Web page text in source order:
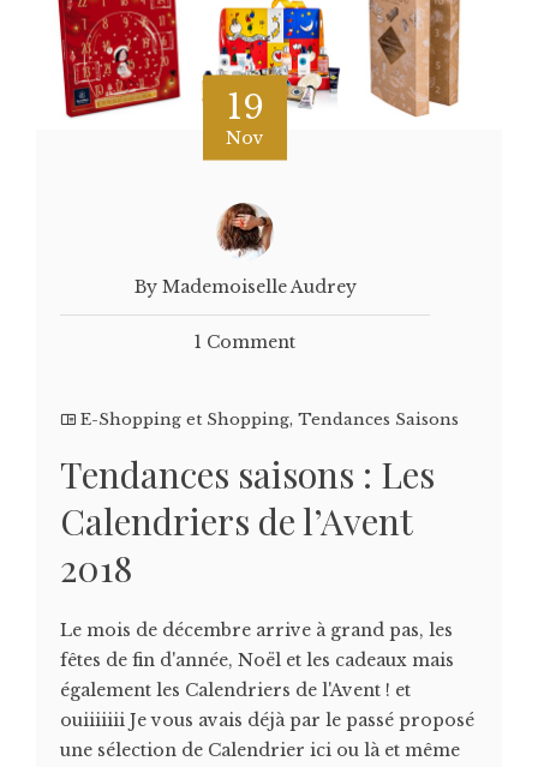
19
Nov
By Mademoiselle Audrey
1 Comment
E-Shopping et Shopping, Tendances Saisons
Tendances saisons : Les
Calendriers de l’Avent
2018
Le mois de décembre arrive à grand pas, les
fêtes de fin d'année, Noël et les cadeaux mais
également les Calendriers de l'Avent ! et
ouiiiiiii Je vous avais déjà par le passé proposé
une sélection de Calendrier ici ou là et même